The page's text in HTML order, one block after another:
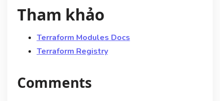
Tham khảo
Terraform Modules Docs
Terraform Registry
Comments